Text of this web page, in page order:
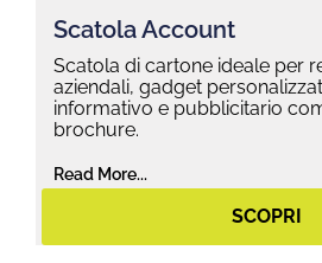
Scatola Account
Scatola di cartone ideale per
aziendali, gadget
informativo e pubblicitario
brochure.
Read More...
SCOPRI